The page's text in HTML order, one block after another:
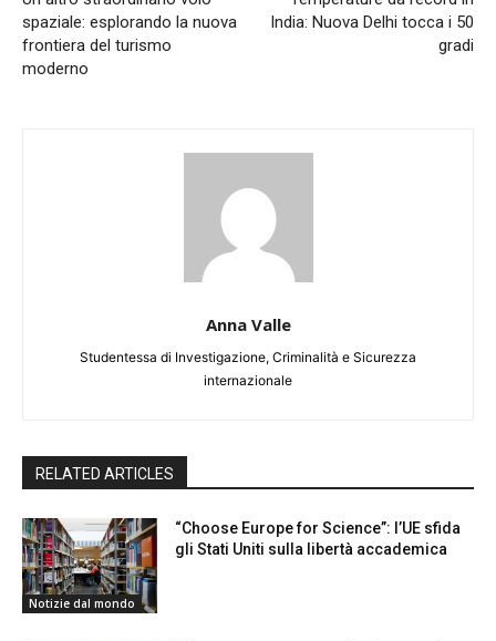
spaziale: esplorando la nuova
frontiera del turismo
moderno
India: Nuova Delhi tocca i 50
gradi
Anna Valle
Studentessa di Investigazione, Criminalità e Sicurezza
internazionale
RELATED ARTICLES
Notizie dal mondo
“Choose Europe for Science”: l’UE sfida
gli Stati Uniti sulla libertà accademica